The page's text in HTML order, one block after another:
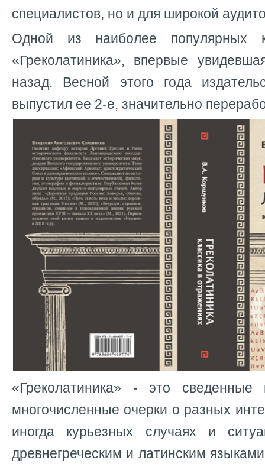
специалистов, но и для широкой
Одной из наиболее популярных
«Греколатиника», впервые
назад. Весной этого года
выпустил ее 2-е, значительно
«Греколатиника» - это
многочисленные очерки о разных
иногда курьезных случаях и
древнегреческим и латинским